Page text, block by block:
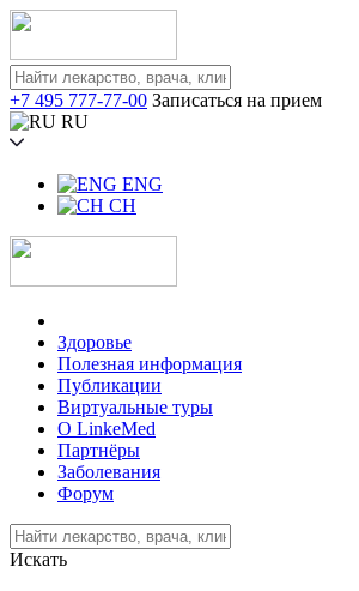
+7 495 777-77-00 Записаться на прием
RU
ENG
CH
Здоровье
Полезная информация
Публикации
Виртуальные туры
О LinkeMed
Партнёры
Заболевания
Форум
Искать